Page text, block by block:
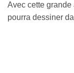
Avec cette
pourra dessiner